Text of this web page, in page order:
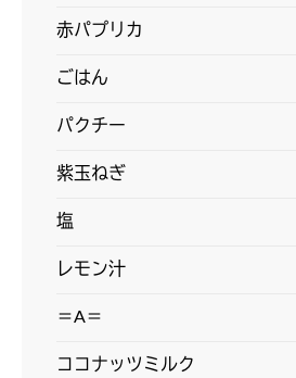
赤パプリカ
ごはん
パクチー
紫玉ねぎ
塩
レモン汁
＝A＝
ココナッツミルク